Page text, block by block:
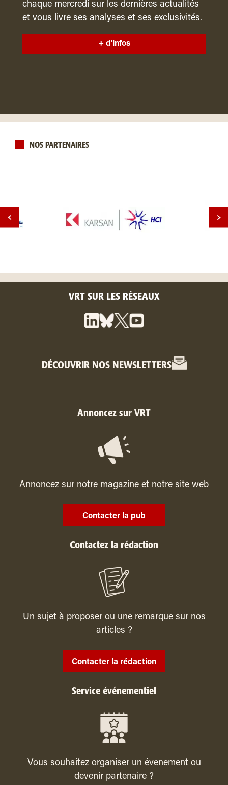
chaque mercredi sur les dernières actualités
et vous livre ses analyses et ses exclusivités.
+ d'infos
NOS PARTENAIRES
VRT SUR LES RÉSEAUX
DÉCOUVRIR NOS NEWSLETTERS
Annoncez sur VRT
Annoncez sur notre magazine et notre site web
Contacter la pub
Contactez la rédaction
Un sujet à proposer ou une remarque sur nos
articles ?
Contacter la rédaction
Service événementiel
Vous souhaitez organiser un évenement ou
devenir partenaire ?